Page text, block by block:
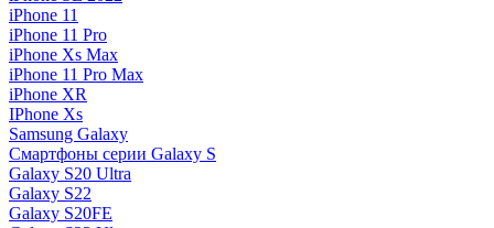
iPhone 11
iPhone 11 Pro
iPhone Xs Max
iPhone 11 Pro Max
iPhone XR
IPhone Xs
Samsung Galaxy
Смартфоны серии Galaxy S
Galaxy S20 Ultra
Galaxy S22
Galaxy S20FE